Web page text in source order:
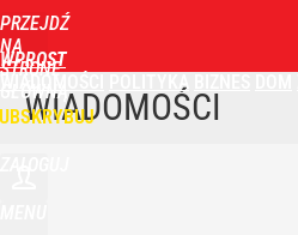
PRZEJDŹ
NA
STRONĘ
GŁÓWNĄ
WPROST
POLITYKA
WIADOMOŚCI